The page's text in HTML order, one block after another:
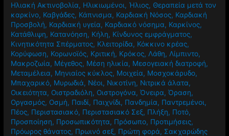
Ηλιακή Ακτινοβολία, Ηλικιωμένοι, Ήλιος, Θεραπεία μετά τον
καρκίνο, Καβγάδες, Κάπνισμα, Καρδιακή Νόσος, Καρδιακή
Προσβολή, Καρδιακή υγεία, Καρδιακό νόσημα, Καρκίνος,
Κατάθλιψη, Κατανόηση, Κήλη, Κίνδυνος εμφράγματος,
Κινητικότητα Σπέρματος, Κλειτορίδα, Κόκκινο κρέας,
Κορύφωση, Κορωνοϊός, Κριτική, Κρόκος, Λάθη, Λίμπιντο,
Μακροζωία, Μέγεθος, Μέση ηλικία, Μεσογειακή διατροφή,
Μεταμέλεια, Μηνιαίος κύκλος, Μοιχεία, Μοσχοκάρυδο,
Μπαχαρικό, Μυρωδιά, Νέοι, Νικοτίνη, Νιτρικά άλατα,
Οικειότητα, Οιστραδιόλη, Οιστρογόνα,Όνειρα,Όραση,
Οργασμός, Οσμή, Παιδί, Παιχνίδι, Πανδημία, Παντρεμένοι,
Πέος, Περιστασιακό, Περιστασιακό Σεξ, Πλήξη, Ποτό,
Προσποίηση, Προσωπικότητα, Πρόσωπο, Προτιμήσεις,
Πρόωρος θάνατος, Πρωινό σεξ, Πρώτη φορά, Σακχαρώδης